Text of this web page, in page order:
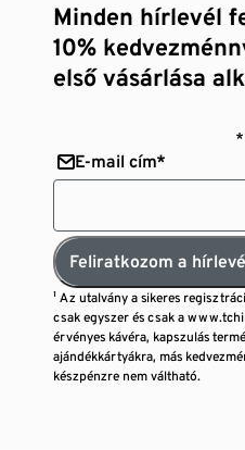
Minden hírlevél
10%
első vásárlása
*
E-mail cím*
Feliratkozom a
¹ Az utalvány a sikeres
csak egyszer és csak a
érvényes kávéra, kapszulás
ajándékkártyákra, más
készpénzre nem váltható.